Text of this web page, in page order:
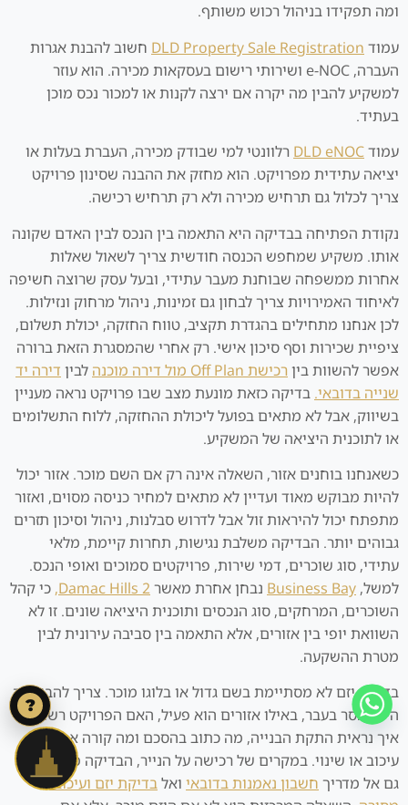
ומה תפקידו בניהול רכוש משותף.
עמוד DLD Property Sale Registration חשוב להבנת אגרות
העברה, e-NOC ושירותי רישום בעסקאות מכירה. הוא עוזר
למשקיע להבין מה יקרה אם ירצה לקנות או למכור נכס מוכן
בעתיד.
עמודDLD eNOC רלוונטי למי שבודק מכירה, העברת בעלות או
יציאה עתידית מפרויקט. הוא מחזק את ההבנה שסינון פרויקט
צריך לכלול גם תרחיש מכירה ולא רק תרחיש רכישה.
נקודת הפתיחה בבדיקה היא התאמה בין הנכס לבין האדם שקונה
אותו. משקיע שמחפש הכנסה חודשית צריך לשאול שאלות
אחרות ממשפחה שבוחנת מעבר עתידי, ובעל עסק שרוצה חשיפה
לאיחוד האמירויות צריך לבחון גם זמינות, ניהול מרחוק ונזילות.
לכן אנחנו מתחילים בהגדרת תקציב, טווח החזקה, יכולת תשלום,
ציפיית שכירות וסף סיכון אישי. רק אחרי שהמסגרת הזאת ברורה
אפשר להשוות ביןרכישת Off Plan מול דירה מוכנה לבין דירה יד
שנייה בדובאי. בדיקה כזאת מונעת מצב שבו פרויקט נראה מעניין
בשיווק, אבל לא מתאים בפועל ליכולת ההחזקה, ללוח התשלומים
או לתוכנית היציאה של המשקיע.
כשאנחנו בוחנים אזור, השאלה אינה רק אם השם מוכר. אזור יכול
להיות מבוקש מאוד ועדיין לא מתאים למחיר כניסה מסוים, ואזור
מתפתח יכול להיראות זול אבל לדרוש סבלנות, ניהול וסיכון תזרים
גבוהים יותר. הבדיקה משלבת נגישות, תחרות קיימת, מלאי
עתידי, סוג שוכרים, דמי שירות, פרויקטים סמוכים ואופי הנכס.
למשל, Business Bay נבחן אחרת מאשרDamac Hills 2, כי קהל
השוכרים, המרחקים, סוג הנכסים ותוכנית היציאה שונים. זו לא
השוואת יופי בין אזורים, אלא התאמה בין סביבה עירונית לבין
מטרת ההשקעה.
בדיקת יזם לא מסתיימת בשם גדול או בלוגו מוכר. צריך להבין מה
היזם מסר בעבר, באילו אזורים הוא פעיל, האם הפרויקט רשום,
איך נראית התקת הבנייה, מה כתוב בהסכם ומה קורה אם יש
עיכוב או שינוי. במקרים של רכישה על הנייר, הבדיקה מתחברת
גם אל מדריך חשבון נאמנות בדובאי ואלבדיקת יזם ועיכובי
?